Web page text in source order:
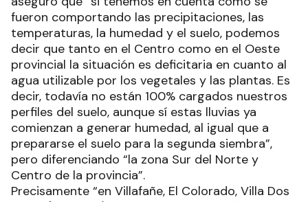
fueron comportando las precipitaciones, las
temperaturas, la humedad y el suelo, podemos
decir que tanto en el Centro como en el Oeste
provincial la situación es deficitaria en cuanto al
agua utilizable por los vegetales y las plantas. Es
decir, todavía no están 100% cargados nuestros
perfiles del suelo, aunque sí estas lluvias ya
comienzan a generar humedad, al igual que a
prepararse el suelo para la segunda siembra”,
pero diferenciando “la zona Sur del Norte y
Centro de la provincia”.
Precisamente “en Villafañe, El Colorado, Villa Dos